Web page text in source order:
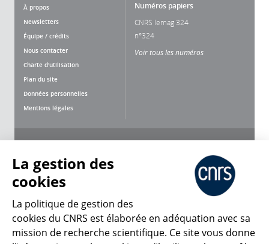
À propos
Newsletters
Équipe / crédits
Nous contacter
Charte d'utilisation
Plan du site
Données personnelles
Mentions légales
Numéros papiers
CNRS lemag 324
n°324
Voir tous les numéros
CNRS Le Mag
La gestion des
cookies
La politique de gestion des
cookies du CNRS est élaborée en adéquation avec sa
mission de recherche scientifique. Ce site vous donne